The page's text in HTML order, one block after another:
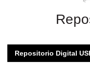
Repositorio Digital